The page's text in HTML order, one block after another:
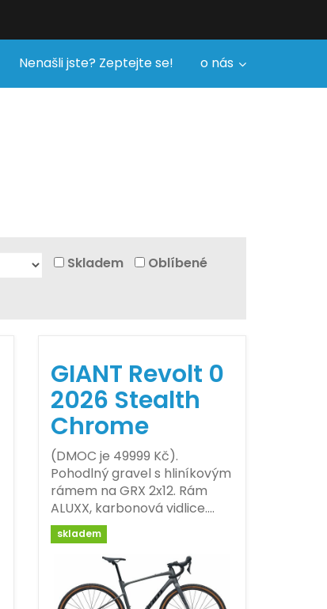
Nenašli jste? Zeptejte se! o nás
Skladem
Oblíbené
GIANT Revolt 0
2026 Stealth
Chrome
(DMOC je 49999 Kč).
Pohodlný gravel s hliníkovým
rámem na GRX 2x12. Rám
ALUXX, karbonová vidlice.…
skladem